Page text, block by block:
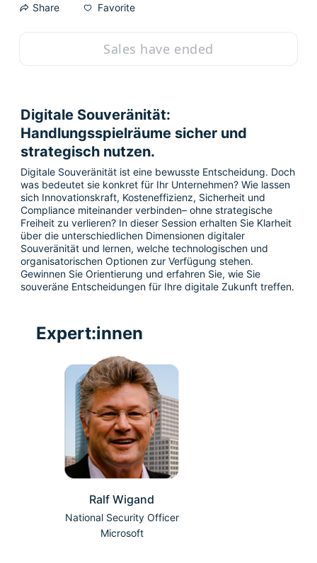
Share Favorite
Sales have ended
Digitale Souveränität:
Handlungsspielräume sicher und
strategisch nutzen.
Digitale Souveränität ist eine bewusste Entscheidung. Doch
was bedeutet sie konkret für Ihr Unternehmen? Wie lassen
sich Innovationskraft, Kosten­effizienz, Sicherheit und
Compliance miteinander verbinden– ohne strategische
Freiheit zu verlieren? In dieser Session erhalten Sie Klarheit
über die unterschiedlichen Dimensionen digitaler
Souveränität und lernen, welche technologischen und
organisatorischen Optionen zur Verfügung stehen.
Gewinnen Sie Orientierung und erfahren Sie, wie Sie
souveräne Entscheidungen für Ihre digitale Zukunft treffen.
Expert:innen
Ralf Wigand
National Security Officer
Microsoft